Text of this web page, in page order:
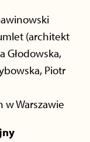
(architekt
Głodowska,
Piotr
w Warszawie